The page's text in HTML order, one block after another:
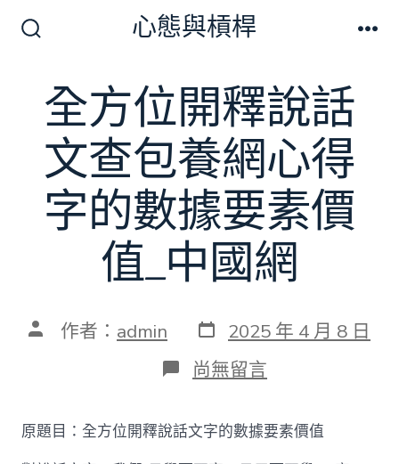
換
開
關
心態與槓桿
全方位開釋說話
文查包養網心得
字的數據要素價
值_中國網
文 作者： admin 發
表
日
期
2025 年 4 月 8 日
在
〈全
位
開
釋
尚無留言
原題目：全方位開釋說話文字的數據要素價值